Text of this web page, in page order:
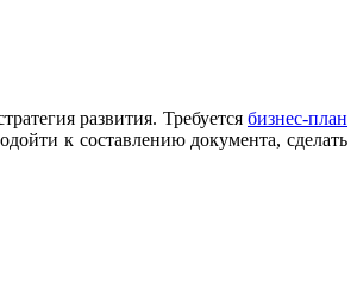
развития. Требуется бизнес-план
к составлению документа, сделать